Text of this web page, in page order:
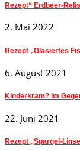
Rezept“ Erdbeer-
2. Mai 2022
Rezept „Glasiertes
6. August 2021
Kinderkram? Im
22. Juni 2021
Rezept „Spargel-